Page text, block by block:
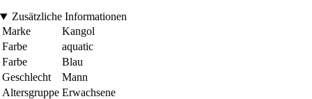
Zusätzliche Informationen
Marke
Kangol
Farbe
aquatic
Farbe
Blau
Geschlecht
Mann
Altersgruppe Erwachsene